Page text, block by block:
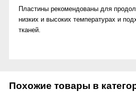
Пластины рекомендованы для
низких и высоких температурах и
тканей.
Похожие товары в